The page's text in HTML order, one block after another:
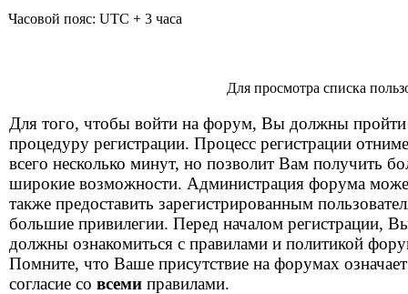
Часовой пояс: UTC + 3 часа
Для просмотра списка
Для того, чтобы войти на форум, Вы должны пройти
процедуру регистрации. Процесс регистрации
всего несколько минут, но позволит Вам получить
широкие возможности. Администрация форума
также предоставить зарегистрированным
большие привилегии. Перед началом регистрации,
должны ознакомиться с правилами и политикой
Помните, что Ваше присутствие на форумах означает
согласие со всеми правилами.